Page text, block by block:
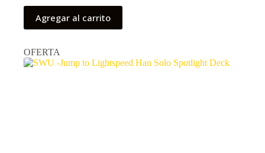
$19.990.
$14.990.
Agregar al carrito
OFERTA